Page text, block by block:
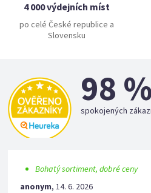
4 000 výdejních míst
po celé České republice a
Slovensku
98 %
spokojených
Bohatý sortiment, dobré ceny
anonym,14. 6. 2026